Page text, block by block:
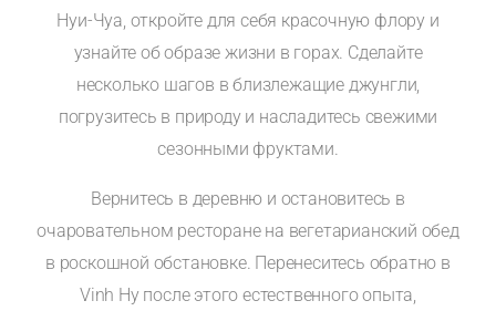
Нуи-Чуа, откройте для себя красочную флору и
узнайте об образе жизни в горах. Сделайте
несколько шагов в близлежащие джунгли,
погрузитесь в природу и насладитесь свежими
сезонными фруктами.
Вернитесь в деревню и остановитесь в
очаровательном ресторане на вегетарианский обед
в роскошной обстановке. Перенеситесь обратно в
Vinh Hy после этого естественного опыта,